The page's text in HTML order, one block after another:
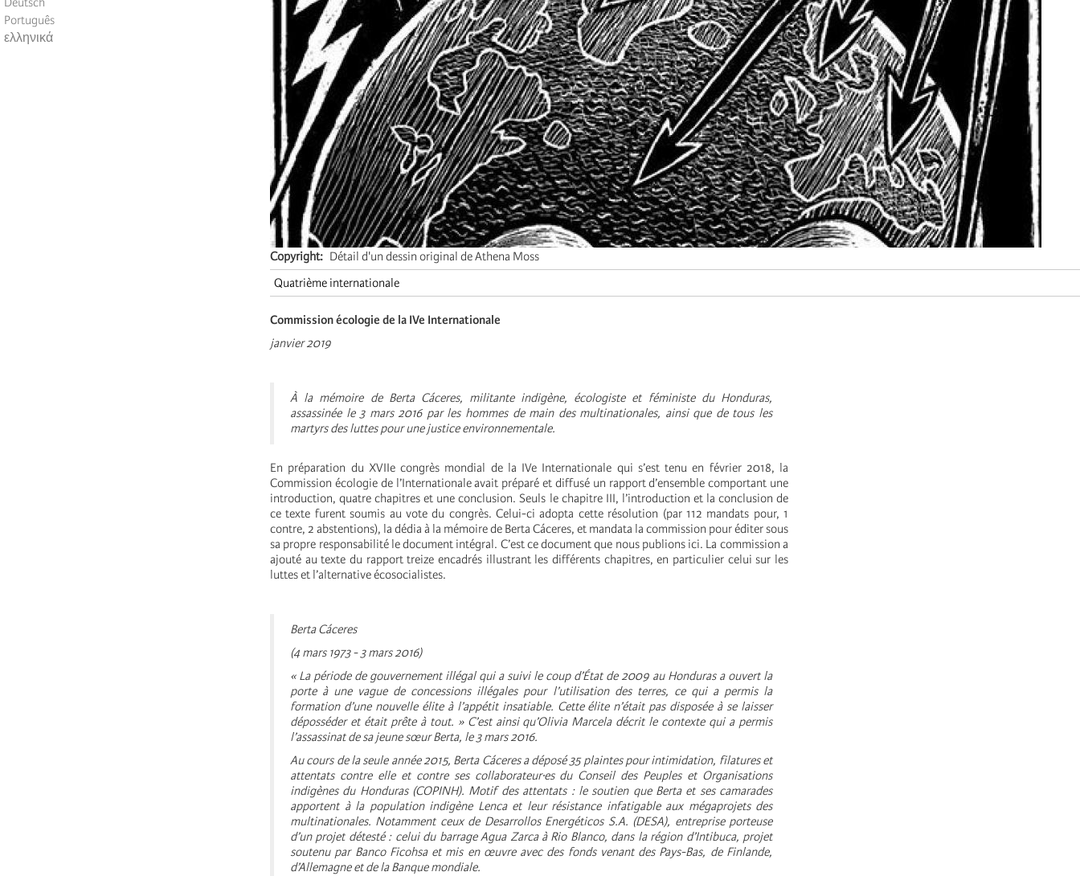
Português
ελληνικά
Copyright
Détail d'un dessin original de Athena Moss
Quatrième internationale
Commission écologie de la IVe Internationale
janvier 2019
À la mémoire de Berta Cáceres, militante indigène, écologiste et féministe du Honduras,
assassinée le 3 mars 2016 par les hommes de main des multinationales, ainsi que de tous les
martyrs des luttes pour une justice environnementale.
En préparation du XVIIe congrès mondial de la IVe Internationale qui s’est tenu en février 2018, la
Commission écologie de l’Internationale avait préparé et diffusé un rapport d’ensemble comportant une
introduction, quatre chapitres et une conclusion. Seuls le chapitre III, l’introduction et la conclusion de
ce texte furent soumis au vote du congrès. Celui-ci adopta cette résolution (par 112 mandats pour, 1
contre, 2 abstentions), la dédia à la mémoire de Berta Cáceres, et mandata la commission pour éditer sous
sa propre responsabilité le document intégral. C’est ce document que nous publions ici. La commission a
ajouté au texte du rapport treize encadrés illustrant les différents chapitres, en particulier celui sur les
luttes et l’alternative écosocialistes.
Berta Cáceres
(4 mars 1973 - 3 mars 2016)
« La période de gouvernement illégal qui a suivi le coup d’État de 2009 au Honduras a ouvert la
porte à une vague de concessions illégales pour l’utilisation des terres, ce qui a permis la
formation d’une nouvelle élite à l’appétit insatiable. Cette élite n’était pas disposée à se laisser
déposséder et était prête à tout. » C’est ainsi qu’Olivia Marcela décrit le contexte qui a permis
l’assassinat de sa jeune sœur Berta, le 3 mars 2016.
Au cours de la seule année 2015, Berta Cáceres a déposé 35 plaintes pour intimidation, filatures et
attentats contre elle et contre ses collaborateur·es du Conseil des Peuples et Organisations
indigènes du Honduras (COPINH). Motif des attentats : le soutien que Berta et ses camarades
apportent à la population indigène Lenca et leur résistance infatigable aux mégaprojets des
multinationales. Notamment ceux de Desarrollos Energéticos S.A. (DESA), entreprise porteuse
d’un projet détesté : celui du barrage Agua Zarca à Rio Blanco, dans la région d’Intibuca, projet
soutenu par Banco Ficohsa et mis en œuvre avec des fonds venant des Pays-Bas, de Finlande,
d’Allemagne et de la Banque mondiale.